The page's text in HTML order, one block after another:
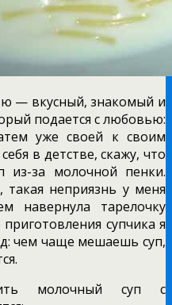
— вкусный, знакомый и
подается с любовью:
уже своей к своим
в детстве, скажу, что
из-за молочной пенки.
такая неприязнь у меня
навернула тарелочку
супчика я
чем чаще мешаешь суп,
молочный суп с